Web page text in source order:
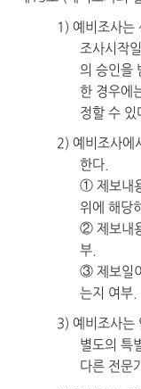
1) 예비조사는 신
조사시작
의 승인을
한 경우에
정할 수 있
2) 예비조사에서
한다.
① 제보내
위에 해당
② 제보내
부.
③ 제보일
는지 여부.
3) 예비조사는 연
별도의 특
다른 전문